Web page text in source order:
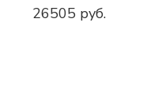
26505 руб.